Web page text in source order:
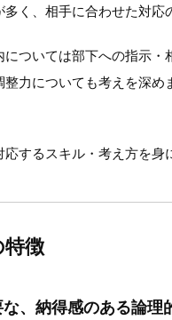
く、相手に合わせた対応
ついては部下への指示
整力についても考えを深
するスキル・考え方を身
徴
、納得感のある論理